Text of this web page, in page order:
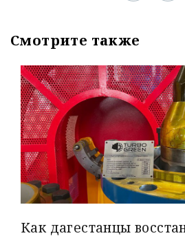
Смотрите также
Как дагестанцы